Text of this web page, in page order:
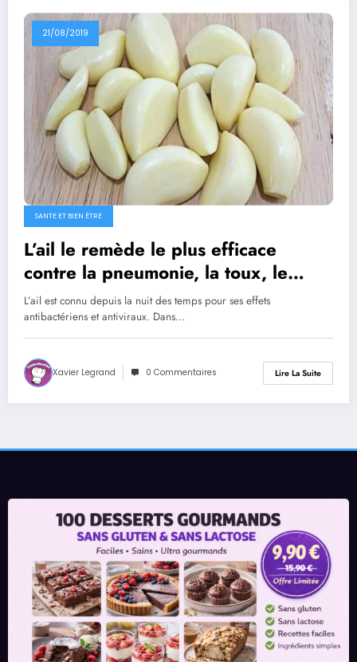
21/08/2019
SANTE ET BIEN ÊTRE
L’ail le remède le plus efficace
contre la pneumonie, la toux, le
rhume et les infections de l’oreille
L’ail est connu depuis la nuit des temps pour ses effets
antibactériens et antiviraux. Dans…
Xavier Legrand 0 Commentaires Lire La Suite